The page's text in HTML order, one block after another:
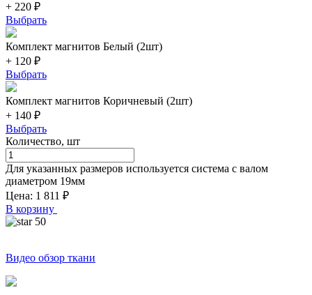
+ 220 ₽
Выбрать
Комплект магнитов Белый (2шт)
+ 120 ₽
Выбрать
Комплект магнитов Коричневый (2шт)
+ 140 ₽
Выбрать
Количество, шт
Для указанных размеров используется система с валом
диаметром 19мм
Цена: 1 811 ₽
В корзину
50
Видео обзор ткани